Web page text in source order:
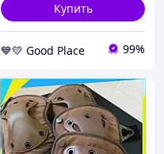
Купить
💙💛 Good Place 99%